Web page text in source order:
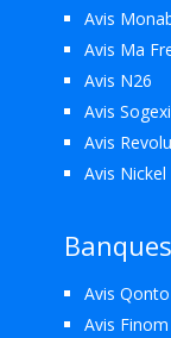
Avis
Avis Ma
Avis N26
Avis
Avis
Avis Nickel
Avis Qonto
Avis Finom